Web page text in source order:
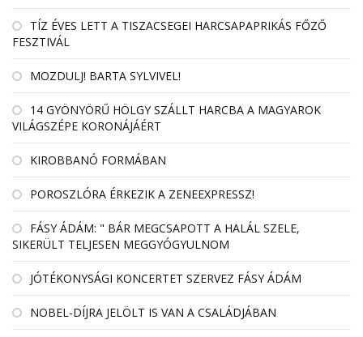
TÍZ ÉVES LETT A TISZACSEGEI HARCSAPAPRIKÁS FŐZŐ
FESZTIVÁL
MOZDULJ! BARTA SYLVIVEL!
14 GYÖNYÖRŰ HÖLGY SZÁLLT HARCBA A MAGYAROK
VILÁGSZÉPE KORONÁJÁÉRT
KIROBBANÓ FORMÁBAN
POROSZLÓRA ÉRKEZIK A ZENEEXPRESSZ!
FÁSY ÁDÁM: " BÁR MEGCSAPOTT A HALÁL SZELE,
SIKERÜLT TELJESEN MEGGYÓGYULNOM
JÓTÉKONYSÁGI KONCERTET SZERVEZ FÁSY ÁDÁM
NOBEL-DÍJRA JELÖLT IS VAN A CSALÁDJÁBAN